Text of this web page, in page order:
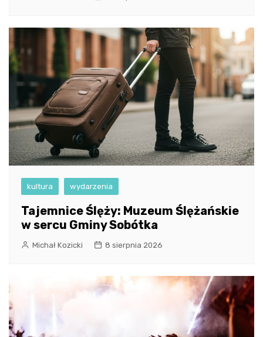
kultura wydarzenia
Tajemnice Ślęży: Muzeum Ślężańskie
w sercu Gminy Sobótka
Michał Kozicki 8 sierpnia 2026